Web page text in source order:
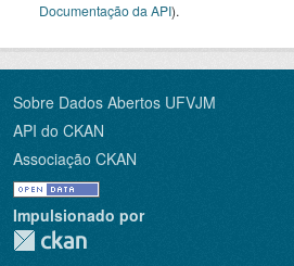
Documentação da API).
Sobre Dados Abertos UFVJM
API do CKAN
Associação CKAN
Impulsionado por